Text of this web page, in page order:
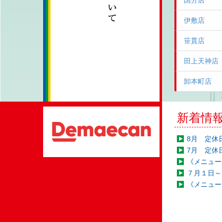
伊敷店
笹貫店
田上天神店
卸本町店
新着情
8月 定休
7月 定休
《メニュ
７月１日
《メニュ